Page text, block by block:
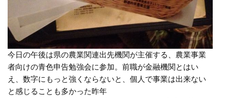
今日の午後は県の農業関連出先機関が主催する、農業事業
者向けの青色申告勉強会に参加。前職が金融機関とはい
え、数字にもっと強くならないと、個人で事業は出来ない
と感じることも多かった昨年